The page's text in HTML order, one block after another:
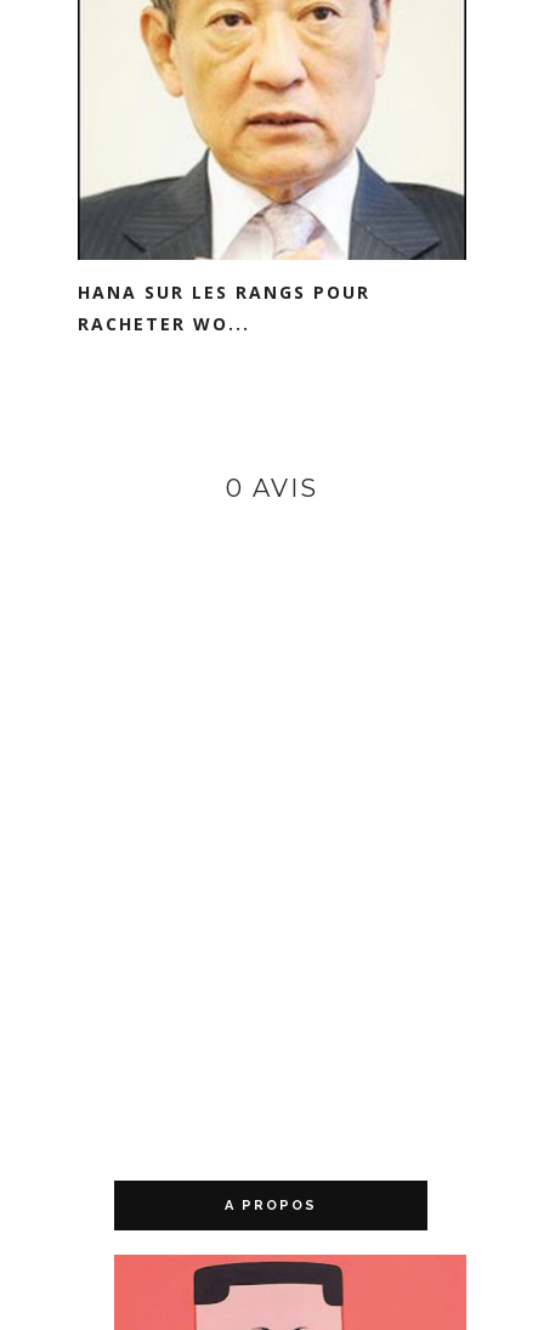
HANA SUR LES RANGS POUR
RACHETER WO...
0 AVIS
A PROPOS